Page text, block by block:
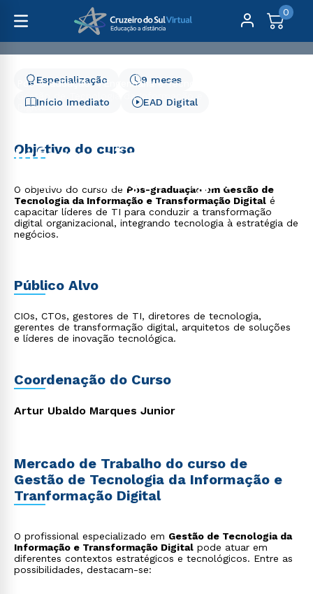
0
Pós-Graduação
Engenharia e Tecnologia
Gestão de Tecnologia da Informação e Tranformação
Digital
Informação e
Tranformação Digital
Início Imediato
9 meses
Especialização
EAD Digital
Objetivo do curso
O objetivo do curso de Pós-graduação em Gestão de
Tecnologia da Informação e Transformação Digital é
capacitar líderes de TI para conduzir a transformação
digital organizacional, integrando tecnologia à estratégia de
negócios.
Público Alvo
CIOs, CTOs, gestores de TI, diretores de tecnologia,
gerentes de transformação digital, arquitetos de soluções
e líderes de inovação tecnológica.
Coordenação do Curso
Artur Ubaldo Marques Junior
Mercado de Trabalho do curso de
Gestão de Tecnologia da Informação e
Tranformação Digital
O profissional especializado em Gestão de Tecnologia da
Informação e Transformação Digital pode atuar em
diferentes contextos estratégicos e tecnológicos. Entre as
possibilidades, destacam-se: